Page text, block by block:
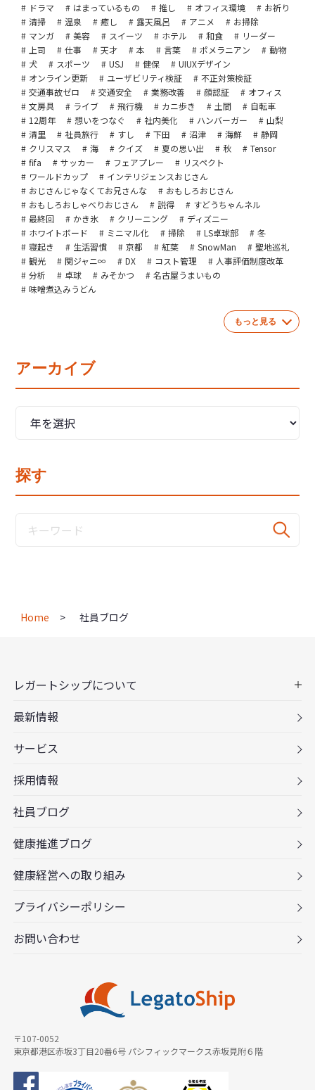
ドラマ
はまっているもの 推し オフィス環境
お祈り
清掃
温泉 癒し 露天風呂 アニメ
お掃除
マンガ
美容 スイーツ ホテル 和食
リーダー
上司
仕事 天才 本 言葉 ポメラニアン
動物
犬
スポーツ USJ 健保
UIUXデザイン
オンライン更新
ユーザビリティ検証
不正対策検証
交通事故ゼロ
交通安全 業務改善 顔認証
オフィス
文房具
ライブ 飛行機 カニ歩き 土間
自転車
12周年
想いをつなぐ 社内美化 ハンバーガー
山梨
清里
社員旅行 すし 下田 沼津 海鮮
静岡
クリスマス
海 クイズ 夏の思い出 秋
Tensor
fifa
サッカー フェアプレー
リスペクト
ワールドカップ
インテリジェンスおじさん
おじさんじゃなくてお兄さんな
おもしろおじさん
おもしろおしゃべりおじさん
説得
すどうちゃんネル
最終回
かき氷 クリーニング
ディズニー
ホワイトボード
ミニマル化 掃除 LS卓球部
冬
寝起き
生活習慣 京都 紅葉 SnowMan
聖地巡礼
観光
関ジャニ∞ DX コスト管理
人事評価制度改革
分析
卓球 みそかつ
名古屋うまいもの
味噌煮込みうどん
もっと見る
アーカイブ
探す
Home 社員ブログ
〒107-0052
東京都港区赤坂3丁目20番6号 パシフィックマークス赤坂見附６階
レガートシップについて
最新情報
サービス
採用情報
社員ブログ
健康推進ブログ
健康経営への取り組み
プライバシーポリシー
お問い合わせ